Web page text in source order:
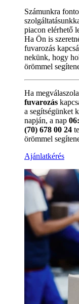
Számunkra
piacon elérhető
Ha Ön is
fuvarozás
nekünk, hogy
örömmel
Ha
fuvarozás
a segítségünket
napján, a nap
(70) 678 00 24
örömmel
Ajánlatkérés